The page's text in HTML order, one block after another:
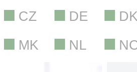
CZ DE DK
MK NL